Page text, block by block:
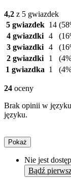
4,2 z 5 gwiazdek
5 gwiazdek 14
4 gwiazdki 4
3 gwiazdki 4
2 gwiazdki
1
1 gwiazdka 1
24 oceny
Brak opinii w
języku.
Pokaż
Nie jest
Bądź